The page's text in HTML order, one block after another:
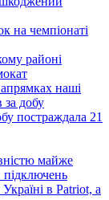
на чемпіонаті
районі
наші
добу
постраждала 21
майже
підключень
в Patriot, а